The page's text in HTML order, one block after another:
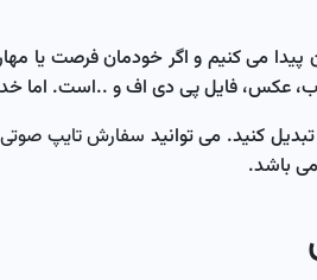
می کنیم و اگر خودمان فرصت یا
عکس، فایل پی دی اف و .‌‌.است. اما
کنید. می توانید سفارش تایپ صوتی
باشد.